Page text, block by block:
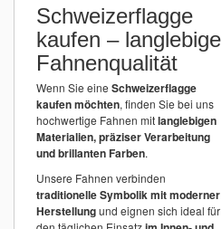
Schweizerflagge
kaufen – langlebige
Fahnenqualität
Wenn Sie eine Schweizerflagge
kaufen möchten, finden Sie bei uns
hochwertige Fahnen mitlanglebigen
Materialien, präziser Verarbeitung
und brillanten Farben.
Unsere Fahnen verbinden
traditionelle Symbolik mit moderner
Herstellungund eignen sich ideal für